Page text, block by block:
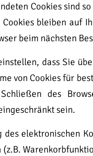
Cookies sind
bleiben auf
beim nächsten
dass Sie
von Cookies für
des
sein.
des elektronischen